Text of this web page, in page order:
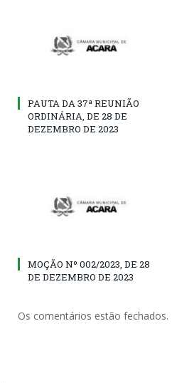
PAUTA DA 37ª REUNIÃO
ORDINÁRIA, DE 28 DE
DEZEMBRO DE 2023
MOÇÃO Nº 002/2023, DE 28
DE DEZEMBRO DE 2023
Os comentários estão fechados.